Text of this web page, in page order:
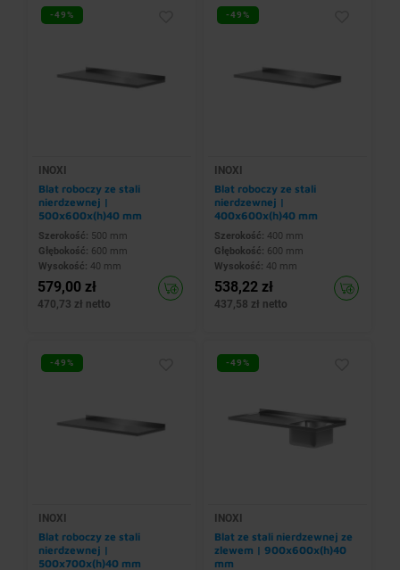
-49%
INOXI
Blat roboczy ze stali
nierdzewnej |
500x600x(h)40 mm
Szerokość: 500 mm
Głębokość: 600 mm
Wysokość: 40 mm
579,00 zł
470,73 zł netto
-49%
INOXI
Blat roboczy ze stali
nierdzewnej |
400x600x(h)40 mm
Szerokość: 400 mm
Głębokość: 600 mm
Wysokość: 40 mm
538,22 zł
437,58 zł netto
-49%
INOXI
Blat roboczy ze stali
nierdzewnej |
500x700x(h)40 mm
-49%
INOXI
Blat ze stali nierdzewnej ze
zlewem | 900x600x(h)40
mm